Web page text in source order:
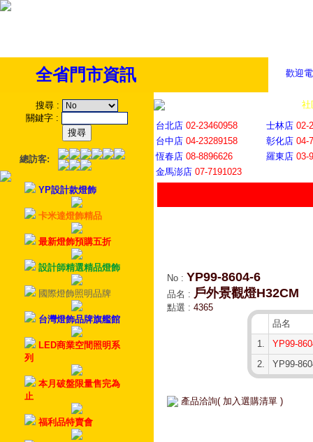
歡迎
全省門市資訊
搜尋 :
關鍵字 :
總訪客:
YP設計款燈飾
卡米達燈飾精品
最新燈飾預購五折
設計師精選精品燈飾
國際燈飾照明品牌
台灣燈飾品牌旗艦館
LED商業空間照明系
列
本月破盤限量售完為
止
福利品特賣會
社
台北店 02-23460958 士林店 02-
台中店 04-23289158 彰化店 04-
恆春店 08-8896626 羅東店 03-
金馬澎店 07-7191023
No : YP99-8604-6
品名 : 戶外景觀燈H32CM
點選 : 4365
品名
1.
YP99-
2.
YP99-
產品洽詢( 加入選購清單 )